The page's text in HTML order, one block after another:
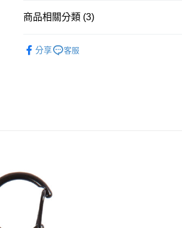
ATM付款
每筆NT$65，滿NT$1,300(含以上)免運費
(不開放使用，請勿選取）
每筆NT$9,999
商品相關分類 (3)
刃
■文具/吊飾/紙製/胸章/壓克力立牌/掛繩
分享 客服